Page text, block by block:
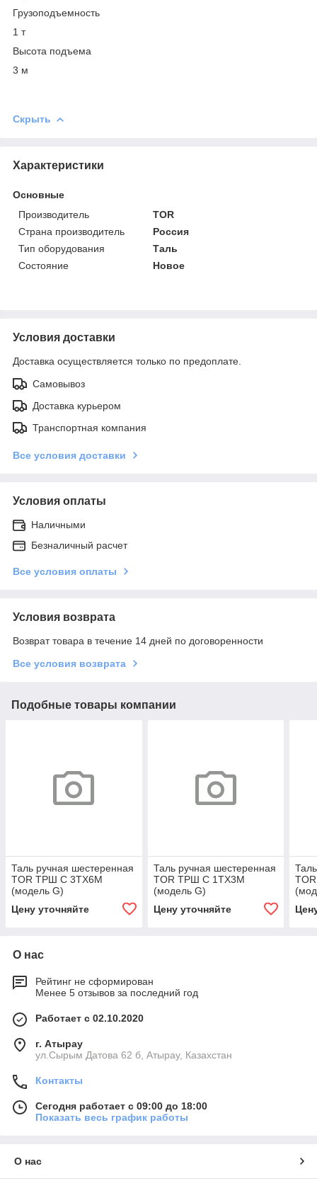
Грузоподъемность
1 т
Высота подъема
3 м
Скрыть
Характеристики
Основные
Производитель
TOR
Страна производитель
Россия
Тип оборудования
Таль
Состояние
Новое
Условия доставки
Доставка осуществляется только по предоплате.
Самовывоз
Доставка курьером
Транспортная компания
Все условия доставки
Условия оплаты
Наличными
Безналичный расчет
Все условия оплаты
Условия возврата
Возврат товара в течение 14 дней по договоренности
Все условия возврата
Подобные товары компании
Таль ручная шестеренная
TOR ТРШ C 3ТХ6М
(модель G)
Цену уточняйте
Таль ручная шестеренная
TOR ТРШ C 1ТХ3М
(модель G)
Цену уточняйте
О нас
Рейтинг не сформирован
Менее 5 отзывов за последний год
Работает с 02.10.2020
г. Атырау
ул.Сырым Датова 62 б, Атырау, Казахстан
Контакты
Сегодня работает с 09:00 до 18:00
Показать весь график работы
О нас